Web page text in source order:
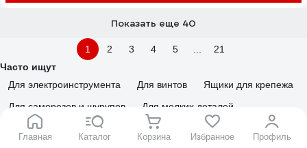
Главная Каталог Корзина Избранное Профиль
Показать еще 40
1 2 3 4 5
21
Часто ищут
Для электроинструмента
Для винтов
Ящики для крепежа
Для саморезов и шурупов
Для мелких деталей
Ящики для шурупов
Ящики под болты и гайки